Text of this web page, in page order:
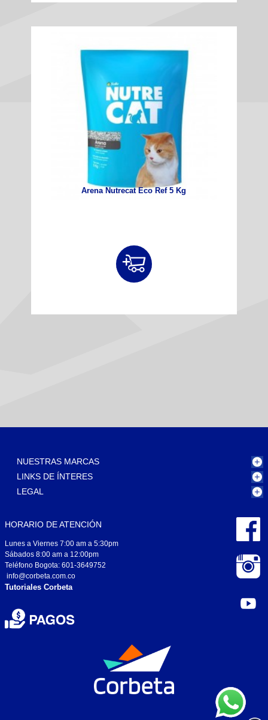
Arena Nutrecat Eco Ref 5 Kg
NUESTRAS MARCAS
LINKS DE ÍNTERES
LEGAL
HORARIO DE ATENCIÓN
Lunes a Viernes 7:00 am a 5:30pm
Sábados 8:00 am a 12:00pm
Teléfono Bogota: 601-3649752
info@corbeta.com.co
Tutoriales Corbeta